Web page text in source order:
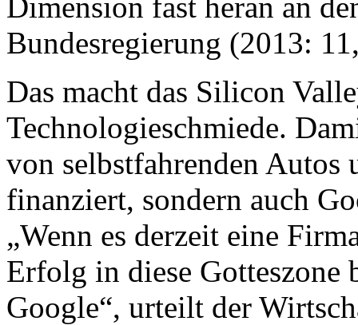
Bundesregierung (2013:
Das macht das Silicon
Technologieschmiede.
von selbstfahrenden Autos
finanziert, sondern auch
„Wenn es derzeit eine
Erfolg in diese Gotteszone
Google“, urteilt der